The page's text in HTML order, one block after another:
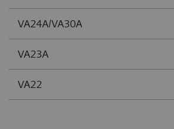
VA24A/VA30A
VA23A
VA22